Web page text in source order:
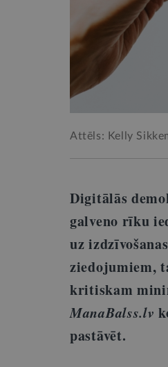
Attēls: Kelly
Digitālās
galveno rīku
uz
ziedojumiem,
kritiskam
ManaBalss.lv
pastāvēt.